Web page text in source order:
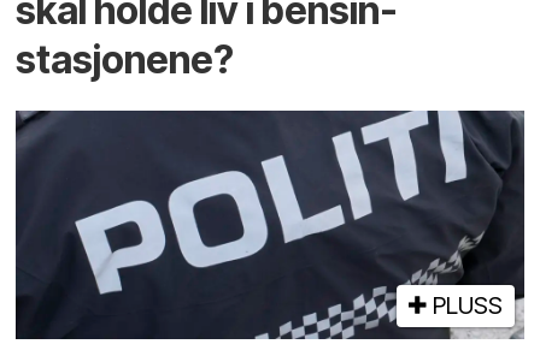
skal holde liv i bensin­
stasjonene?
PLUSS